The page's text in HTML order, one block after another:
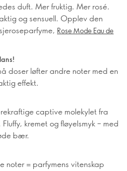
duft. Mer fruktig. Mer rosé.
og sensuell. Opplev den
Rose Mode Eau de
doser løfter andre noter med en
effekt.
captive molekylet fra
kremet og fløyelsmyk – med
bær.
noter = parfymens vitenskap